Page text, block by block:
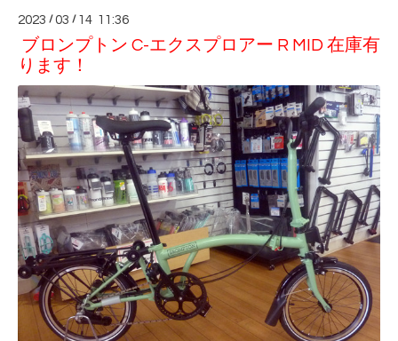
2023 /03 / 14 11:36
ブロンプトン C-エクスプロアー R MID 在庫有
ります！